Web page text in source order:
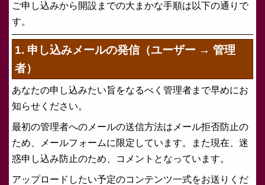
ご申し込みから開設までの大まかな手順は以下の通りで
す。
1. 申し込みメールの発信（ユーザー → 管理
者）
あなたの申し込みたい旨をなるべく管理者まで早めにお
知らせください。
最初の管理者へのメールの送信方法はメール拒否防止の
ため、メールフォームに限定しています。また現在、迷
惑申し込み防止のため、コメントとなっています。
アップロードしたい予定のコンテンツ一式をお送りくだ